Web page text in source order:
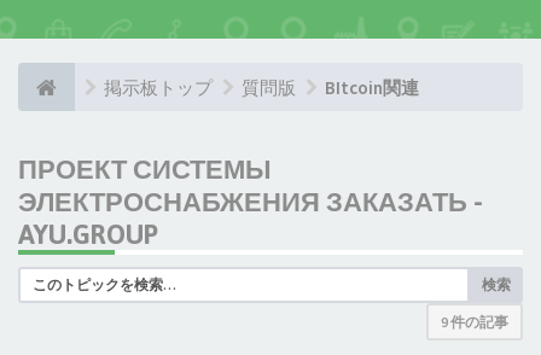
掲示板トップ 質問版 BItcoin関連
ПРОЕКТ СИСТЕМЫ
ЭЛЕКТРОСНАБЖЕНИЯ ЗАКАЗАТЬ -
AYU.GROUP
検索
9 件の記事